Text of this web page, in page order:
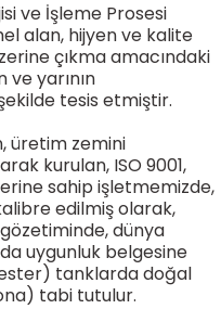
ve İşleme Prosesi
alan, hijyen ve kalite
çıkma amacındaki
ve yarının
tesis etmiştir.
üretim zemini
kurulan, ISO 9001,
sahip işletmemizde,
edilmiş olarak,
dünya
uygunluk belgesine
tanklarda doğal
tabi tutulur.